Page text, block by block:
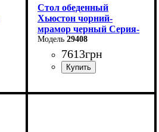
Стол обеденный
Хьюстон чорний-
мрамор черный Серия-
Фиджи29408
7613грн
Длина: 130 (+40) см